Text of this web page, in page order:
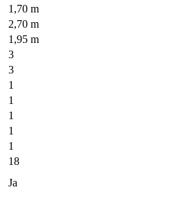
1,70 m
2,70 m
1,95 m
3
3
1
1
1
1
1
18
Ja